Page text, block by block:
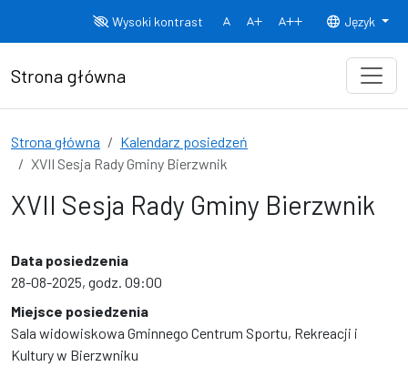
Wysoki kontrast
Normalny rozmiar czcionki
Rozmiar czcionki 150% Rozmiar
Język
Strona główna
Strona główna
Kalendarz posiedzeń
XVII Sesja Rady Gminy Bierzwnik
XVII Sesja Rady Gminy Bierzwnik
Data posiedzenia
28-08-2025, godz. 09:00
Miejsce posiedzenia
Sala widowiskowa Gminnego Centrum Sportu, Rekreacji i
Kultury w Bierzwniku